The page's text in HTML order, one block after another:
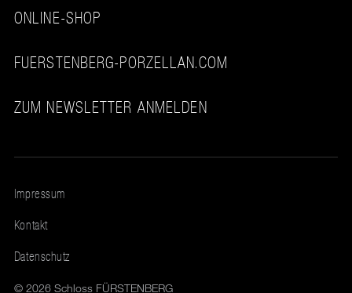
ONLINE-SHOP
FUERSTENBERG-PORZELLAN.COM
ZUM NEWSLETTER ANMELDEN
Impressum
Kontakt
Datenschutz
© 2026 Schloss FÜRSTENBERG